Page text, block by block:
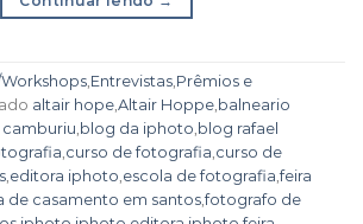
Entrevistas Prêmios e
altair hope Altair Hoppe balneario
camburiu blog da iphoto blog rafael
curso de fotografia curso de
editora iphoto escola de fotografia ,feira
de casamento em santos,fotografo de